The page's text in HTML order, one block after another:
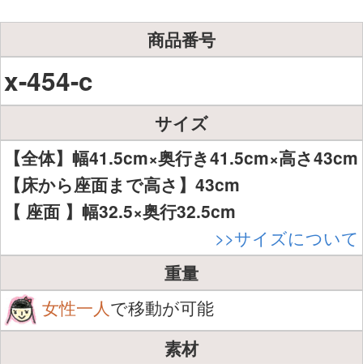
商品番号
x-454-c
サイズ
【全体】幅41.5cm×奥行き41.5cm×高さ43cm
【床から座面まで高さ】43cm
【 座面 】幅32.5×奥行32.5cm
>>サイズについて
重量
女性一人で移動が可能
素材